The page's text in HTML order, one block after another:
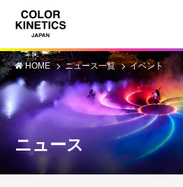
HOME ニュース一覧 イベント
ニュース